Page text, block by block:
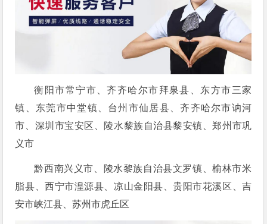
衡阳市常宁市、齐齐哈尔市拜泉县、东方市三家
镇、东莞市中堂镇、台州市仙居县、齐齐哈尔市讷河
市、深圳市宝安区、陵水黎族自治县黎安镇、郑州市巩
义市
黔西南兴义市、陵水黎族自治县文罗镇、榆林市米
脂县、西宁市湟源县、凉山金阳县、贵阳市花溪区、吉
安市峡江县、苏州市虎丘区